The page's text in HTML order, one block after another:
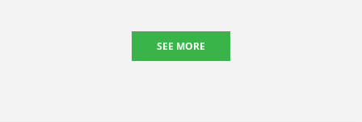
SEE MORE